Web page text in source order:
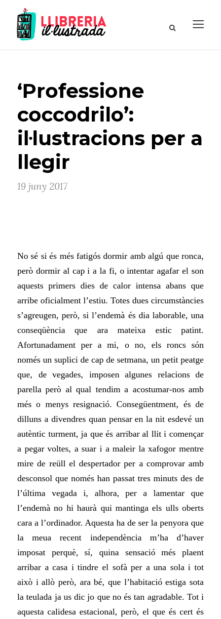
‘Professione
coccodrilo’:
il·lustracions per a
llegir
19 juny 2017
No sé si és més fatigós dormir amb algú que ronca,
però dormir al cap i a la fi, o intentar agafar el son
aquests primers dies de calor intensa abans que
arribe oficialment l’estiu. Totes dues circumstàncies
s’agreugen, però, si l’endemà és dia laborable, una
conseqüència que ara mateixa estic patint.
Afortunadament per a mi, o no, els roncs són
només un suplici de cap de setmana, un petit peatge
que, de vegades, imposen algunes relacions de
parella però al qual tendim a acostumar-nos amb
més o menys resignació. Consegüentment, és de
dilluns a divendres quan pensar en la nit esdevé un
autèntic turment, ja que és arribar al llit i començar
a pegar voltes, a suar i a maleir la xafogor mentre
mire de reüll el despertador per a comprovar amb
desconsol que només han passat tres minuts des de
l’última vegada i, alhora,per alamentar que
l’endemà no hi haurà qui mantinga els ulls oberts
cara a l’ordinador. Aquesta ha de ser la penyora que
la meua recent independència m’ha d’haver
imposat perquè, sí, quina sensació més plaent
arribar a casa i tindre el sofà per a una sola i tot
això i allò però, ara bé, que l’habitació estiga sota
la teulada ja us dic jo que no és tan agradable. Tot i
aquesta calidesa estacional, però, el que és cert és